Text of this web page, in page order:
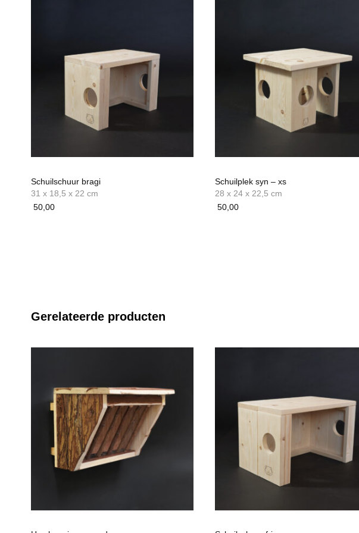
Schuilschuur bragi
31 x 18,5 x 22 cm
50,00
Schuilplek syn – xs
28 x 24 x 22,5 cm
50,00
Gerelateerde producten